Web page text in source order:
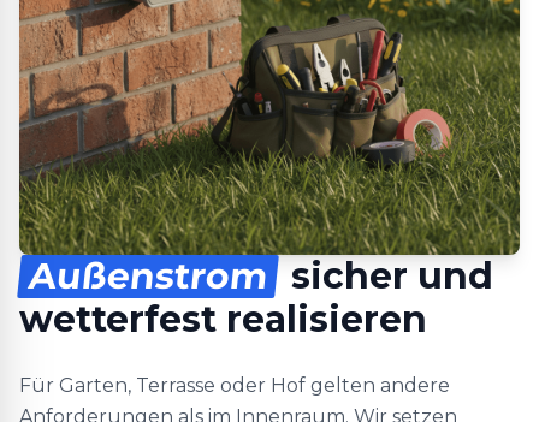
Außenstrom sicher und
wetterfest realisieren
Für Garten, Terrasse oder Hof gelten andere
Anforderungen als im Innenraum. Wir setzen